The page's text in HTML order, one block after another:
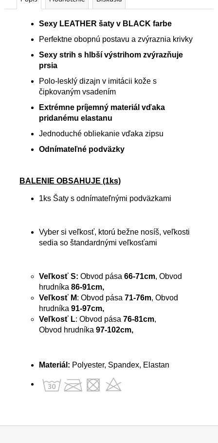
Sexy LEATHER šaty v BLACK farbe
Perfektne obopnú postavu a zvýraznia krivky
Sexy strih s hlbší výstrihom zvýrazňuje
prsia
Polo-lesklý dizajn v imitácii kože s
čipkovaným vsadením
Extrémne príjemný materiál vďaka
pridanému elastanu
Jednoduché obliekanie vďaka zipsu
Odnímateľné podväzky
BALENIE OBSAHUJE (1ks)
1ks Šaty s odnímateľnými podväzkami
Vyber si veľkosť, ktorú bežne nosíš, veľkosti
sedia so štandardnými veľkosťami
Veľkosť S: Obvod pása 66-71cm, Obvod
hrudníka 86-91cm,
Veľkosť M: Obvod pása 71-76m, Obvod
hrudníka 91-97cm,
Veľkosť L: Obvod pása 76-81cm,
Obvod hrudníka 97-102cm,
Materiál: Polyester, Spandex, Elastan